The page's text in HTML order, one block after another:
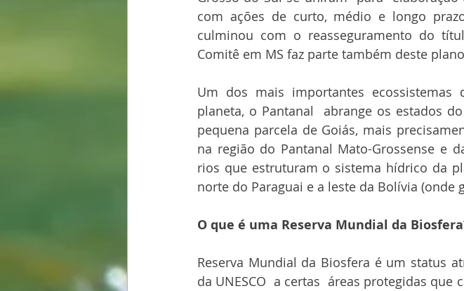
com ações de curto, médio e longo
culminou com o reasseguramento do
Comitê em MS faz parte também deste
Um dos mais importantes
planeta, o Pantanal  abrange os estados
pequena parcela de Goiás, mais
na região do Pantanal Mato-Grossense e
rios que estruturam o sistema hídrico da
norte do Paraguai e a leste da Bolívia (onde
O que é uma Reserva Mundial da
Reserva Mundial da Biosfera é um status
da UNESCO  a certas  áreas protegidas